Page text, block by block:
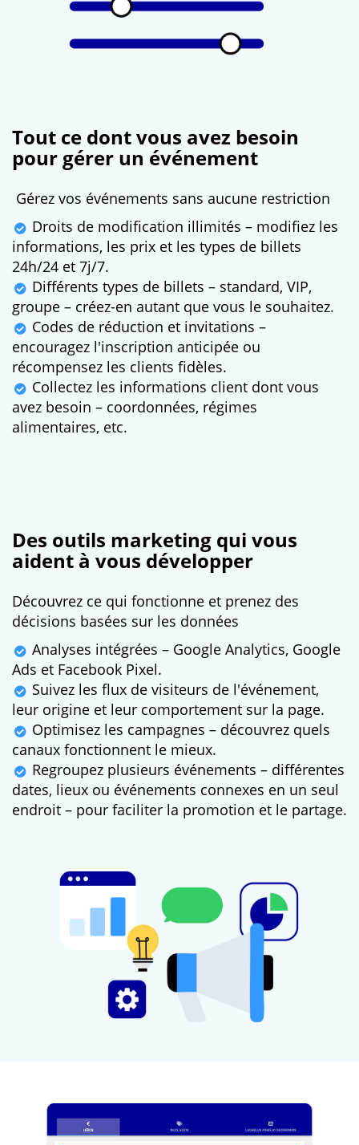
Tout ce dont vous avez besoin
pour gérer un événement
Gérez vos événements sans aucune restriction
Droits de modification illimités – modifiez les
informations, les prix et les types de billets
24h/24 et 7j/7.
Différents types de billets – standard, VIP,
groupe – créez-en autant que vous le souhaitez.
Codes de réduction et invitations –
encouragez l'inscription anticipée ou
récompensez les clients fidèles.
Collectez les informations client dont vous
avez besoin – coordonnées, régimes
alimentaires, etc.
Des outils marketing qui vous
aident à vous développer
Découvrez ce qui fonctionne et prenez des
décisions basées sur les données
Analyses intégrées – Google Analytics, Google
Ads et Facebook Pixel.
Suivez les flux de visiteurs de l'événement,
leur origine et leur comportement sur la page.
Optimisez les campagnes – découvrez quels
canaux fonctionnent le mieux.
Regroupez plusieurs événements – différentes
dates, lieux ou événements connexes en un seul
endroit – pour faciliter la promotion et le partage.